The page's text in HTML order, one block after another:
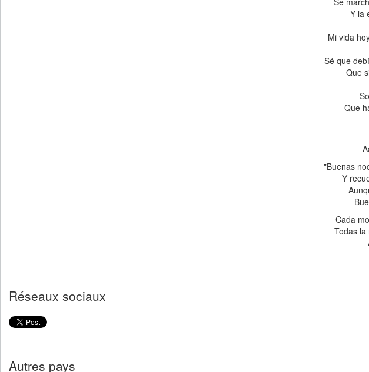
Y la
Mi vida
Sé que
Que
Que
"Buenas
Y
Cada
Todas
Réseaux sociaux
Autres pays